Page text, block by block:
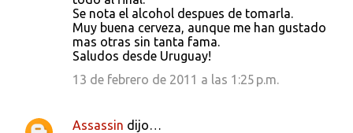
Se nota el alcohol despues de tomarla.
Muy buena cerveza, aunque me han gustado
mas otras sin tanta fama.
Saludos desde Uruguay!
13 de febrero de 2011 a las 1:25 p.m.
Assassin dijo…